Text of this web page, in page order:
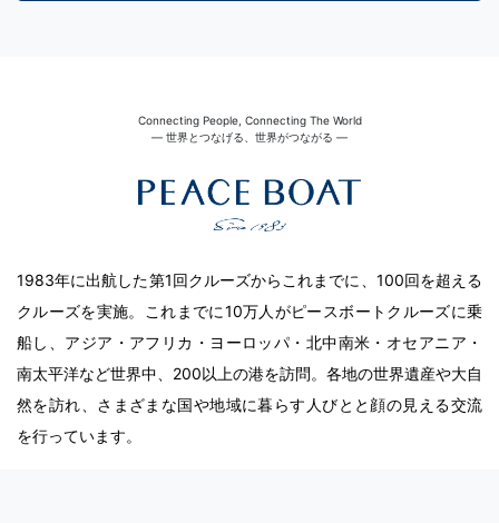
Connecting People, Connecting The World
― 世界とつなげる、世界がつながる ―
1983年に出航した第1回クルーズからこれまでに、100回を超える
クルーズを実施。これまでに10万人がピースボートクルーズに乗
船し、アジア・アフリカ・ヨーロッパ・北中南米・オセアニア・
南太平洋など世界中、200以上の港を訪問。各地の世界遺産や大自
然を訪れ、さまざまな国や地域に暮らす人びとと顔の見える交流
を行っています。